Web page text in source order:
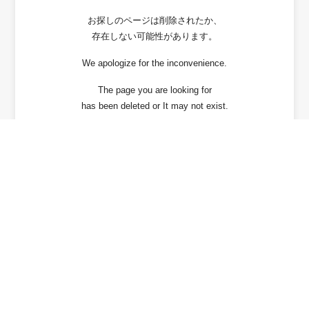
お探しのページは削除されたか、
存在しない可能性があります。
We apologize for the inconvenience.
The page you are looking for
has been deleted or It may not exist.